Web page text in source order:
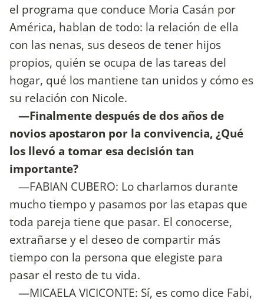
el programa que conduce Moria Casán por
América, hablan de todo: la relación de ella
con las nenas, sus deseos de tener hijos
propios, quién se ocupa de las tareas del
hogar, qué los mantiene tan unidos y cómo es
su relación con Nicole.
—Finalmente después de dos años de
novios apostaron por la convivencia, ¿Qué
los llevó a tomar esa decisión tan
importante?
—FABIAN CUBERO: Lo charlamos durante
mucho tiempo y pasamos por las etapas que
toda pareja tiene que pasar. El conocerse,
extrañarse y el deseo de compartir más
tiempo con la persona que elegiste para
pasar el resto de tu vida.
—MICAELA VICICONTE: Sí, es como dice Fabi,